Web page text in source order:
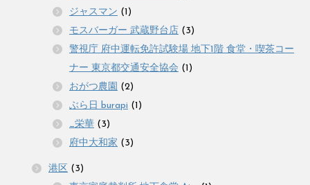
ジャスマン (1)
モスバーガー 武蔵野台店 (3)
警視庁 府中運転免許試験場 地下1階 食堂・喫茶コー
ナー 東京都交通安全協会 (1)
おがつ農園 (2)
ぶら日 burapi (1)
_栄華 (3)
府中大和家 (3)
港区 (3)